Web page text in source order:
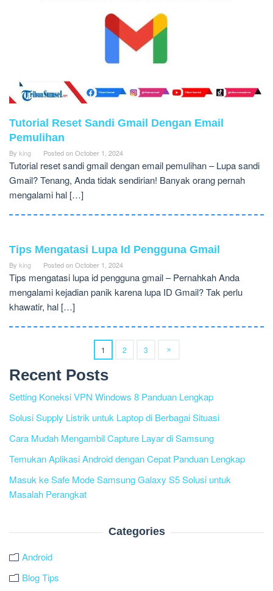
Tutorial Reset Sandi Gmail Dengan Email
Pemulihan
By king Posted onOctober 1, 2024
Tutorial reset sandi gmail dengan email pemulihan – Lupa sandi
Gmail? Tenang, Anda tidak sendirian! Banyak orang pernah
mengalami hal […]
Tips Mengatasi Lupa Id Pengguna Gmail
By king Posted onOctober 1, 2024
Tips mengatasi lupa id pengguna gmail – Pernahkah Anda
mengalami kejadian panik karena lupa ID Gmail? Tak perlu
khawatir, hal […]
1 2 3
Recent Posts
Setting Koneksi VPN Windows 8 Panduan Lengkap
Solusi Supply Listrik untuk Laptop di Berbagai Situasi
Cara Mudah Mengambil Capture Layar di Samsung
Temukan Aplikasi Android dengan Cepat Panduan Lengkap
Masuk ke Safe Mode Samsung Galaxy S5 Solusi untuk
Masalah Perangkat
Categories
Android
Blog Tips